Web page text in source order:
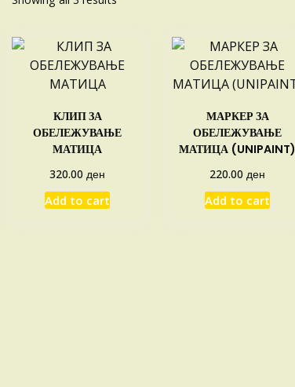
rating
КЛИП ЗА
ОБЕЛЕЖУВАЊЕ
МАТИЦА
320.00ден
Add to cart
МАРКЕР ЗА
ОБЕЛЕЖУВАЊЕ
МАТИЦА (UNIPAINT)
220.00ден
Add to cart